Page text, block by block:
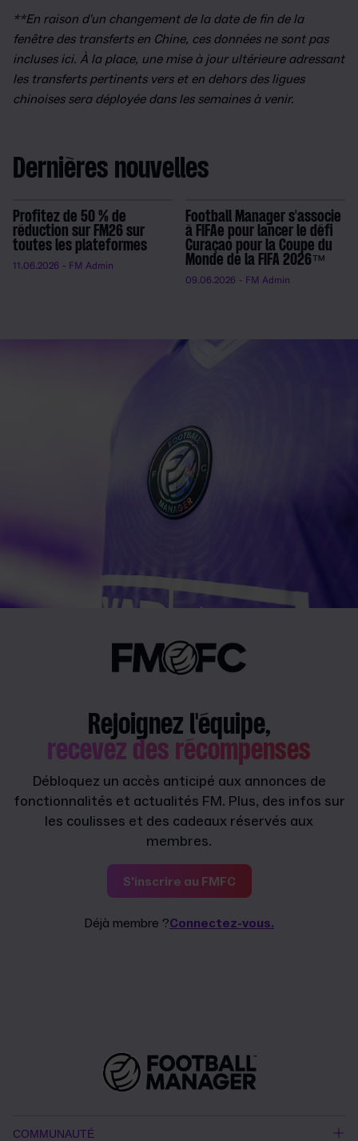
**En raison d'un changement de la date de fin de la
fenêtre des transferts en Chine, ces données ne sont pas
incluses ici. À la place, une mise à jour ultérieure adressant
les transferts pertinents vers et en dehors des ligues
chinoises sera déployée dans les semaines à venir.
Dernières nouvelles
Profitez de 50 % de
réduction sur FM26 sur
toutes les plateformes
11.06.2026 - FM Admin
Football Manager s'associe
à FIFAe pour lancer le défi
Curaçao pour la Coupe du
Monde de la FIFA 2026™
09.06.2026 - FM Admin
Rejoignez l'équipe,
recevez des récompenses
Débloquez un accès anticipé aux annonces de
fonctionnalités et actualités FM. Plus, des infos sur
les coulisses et des cadeaux réservés aux
membres.
S'inscrire au FMFC
Déjà membre ?Connectez-vous.
COMMUNAUTÉ